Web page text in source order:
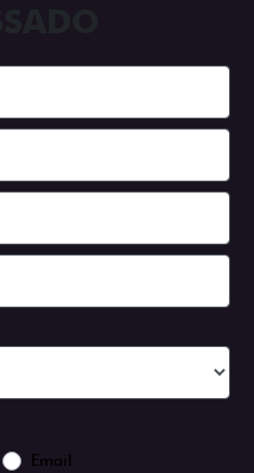
Email